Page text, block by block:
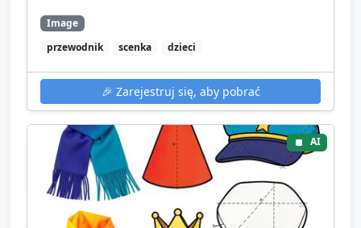
Image
przewodnik
scenka dzieci
🎉 Zarejestruj się, aby pobrać
AI